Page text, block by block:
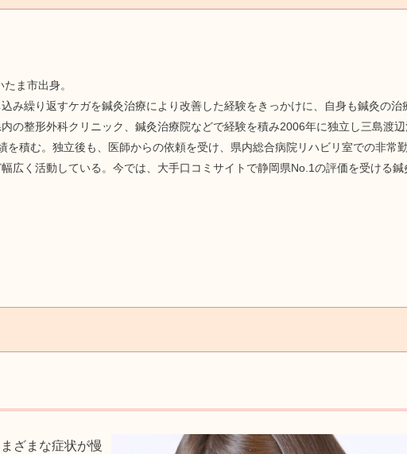
ま市出身。
み繰り返すケガを鍼灸治療により改善した経験をきっかけに、自身も鍼灸の
の整形外科クリニック、鍼灸治療院などで経験を積み2006年に独立し三島渡
を積む。独立後も、医師からの依頼を受け、県内総合病院リハビリ室での非常
広く活動している。今では、大手口コミサイトで静岡県No.1の評価を受ける
ざまな症状が慢